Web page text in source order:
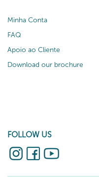
Minha Conta
FAQ
Apoio ao Cliente
Download our brochure
FOLLOW US